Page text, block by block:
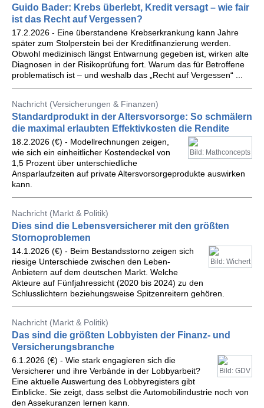
Guido Bader: Krebs überlebt, Kredit versagt – wie fair
ist das Recht auf Vergessen?
17.2.2026 - Eine überstandene Krebserkrankung kann Jahre
später zum Stolperstein bei der Kreditfinanzierung werden.
Obwohl medizinisch längst Entwarnung gegeben ist, wirken alte
Diagnosen in der Risikoprüfung fort. Warum das für Betroffene
problematisch ist – und weshalb das „Recht auf Vergessen“ ...
Nachricht (Versicherungen & Finanzen)
Standardprodukt in der Altersvorsorge: So schmälern
die maximal erlaubten Effektivkosten die Rendite
Bild: Mathconcepts
18.2.2026 (€) - Modellrechnungen zeigen,
wie sich ein einheitlicher Kostendeckel von
1,5 Prozent über unterschiedliche
Ansparlaufzeiten auf private Altersvorsorgeprodukte auswirken
kann.
Nachricht (Markt & Politik)
Dies sind die Lebensversicherer mit den größten
Stornoproblemen
Bild: Wichert
14.1.2026 (€) - Beim Bestandsstorno zeigen sich
riesige Unterschiede zwischen den Leben-
Anbietern auf dem deutschen Markt. Welche
Akteure auf Fünfjahressicht (2020 bis 2024) zu den
Schlusslichtern beziehungsweise Spitzenreitern gehören.
Nachricht (Markt & Politik)
Das sind die größten Lobbyisten der Finanz- und
Versicherungsbranche
Bild: GDV
6.1.2026 (€) - Wie stark engagieren sich die
Versicherer und ihre Verbände in der Lobbyarbeit?
Eine aktuelle Auswertung des Lobbyregisters gibt
Einblicke. Sie zeigt, dass selbst die Automobilindustrie noch von
den Assekuranzen lernen kann.